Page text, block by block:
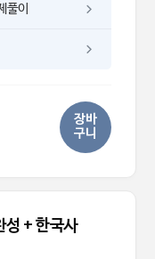
풀이
장바
구니
성 + 한국사